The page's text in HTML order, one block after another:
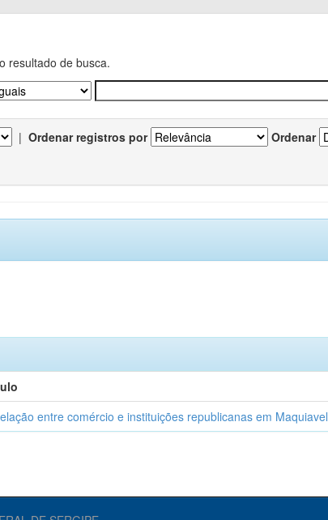
resultado de busca.
| Ordenar registros por Ordenar
entre comércio e instituições republicanas em Maquiavel